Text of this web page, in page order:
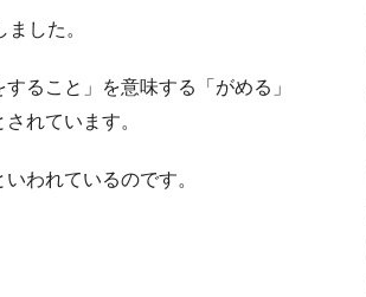
した。
ること」を意味する「がめる」
れています。
われているのです。